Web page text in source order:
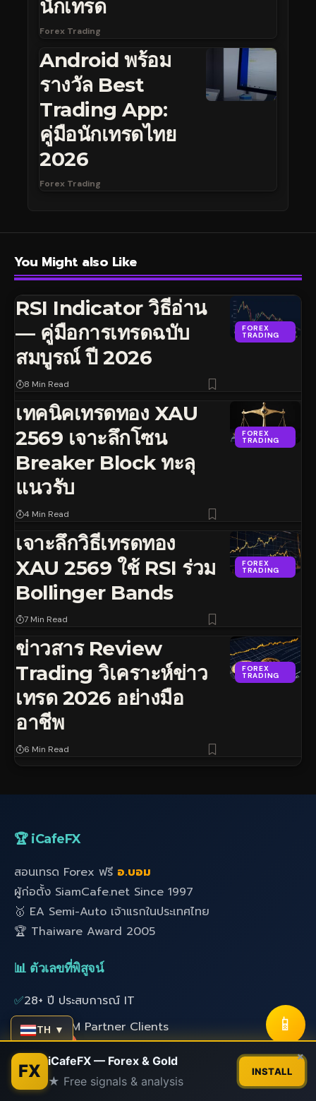
นักเทรด
Forex Trading
Android พร้อม
รางวัล Best
Trading App:
คู่มือนักเทรดไทย
2026
Forex Trading
You Might also Like
FOREX
TRADING
RSI Indicator วิธีอ่าน
— คู่มือการเทรดฉบับ
สมบูรณ์ ปี 2026
8 Min Read
FOREX
TRADING
เทคนิคเทรดทอง XAU
2569 เจาะลึกโซน
Breaker Block ทะลุ
แนวรับ
4 Min Read
FOREX
TRADING
เจาะลึกวิธีเทรดทอง
XAU 2569 ใช้ RSI ร่วม
Bollinger Bands
7 Min Read
FOREX
TRADING
ข่าวสาร Review
Trading วิเคราะห์ข่าว
เทรด 2026 อย่างมือ
อาชีพ
6 Min Read
🏆 iCafeFX
สอนเทรด Forex ฟรี อ.บอม
ผู้ก่อตั้ง SiamCafe.net Since 1997
🥇 EA Semi-Auto เจ้าแรกในประเทศไทย
🏆 Thaiware Award 2005
📊 ตัวเลขที่พิสูจน์
✅28+ ปี ประสบการณ์ IT
✅1,000+ XM Partner Clients
✅24,000+ สมาชิก SiamCafe
✅ 600+ Network Installations
TH ▼ 📱
FX iCafeFX — Forex & Gold
★ Free signals & analysis
INSTALL
×
Contact us
Open